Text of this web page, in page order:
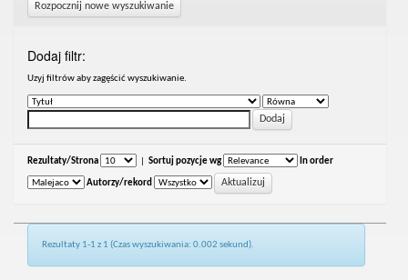
Rozpocznij nowe wyszukiwanie
Dodaj filtr:
Uzyj filtrów aby zagęścić wyszukiwanie.
Rezultaty/Strona Sortuj pozycje wg In order
Autorzy/rekord
Rezultaty 1-1 z 1 (Czas wyszukiwania: 0.002 sekund).